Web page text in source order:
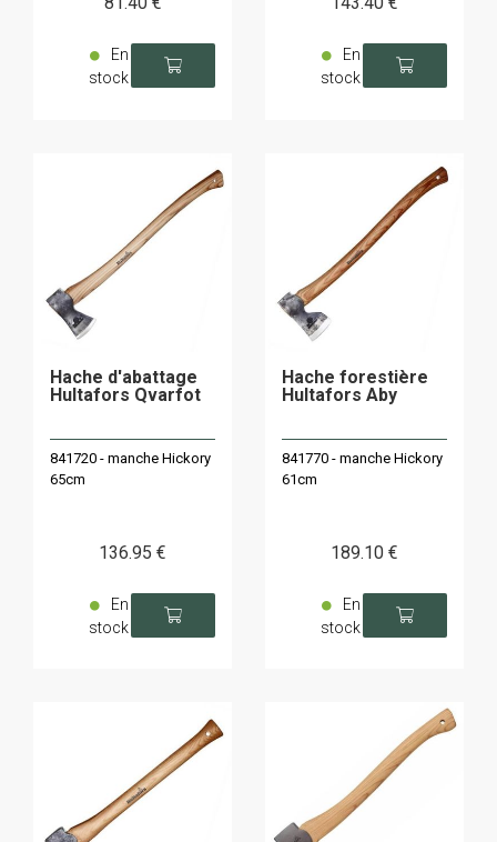
En
stock
En
stock
Hache d'abattage
Hultafors Qvarfot
841720 - manche Hickory
65cm
136.95 €
En
stock
Hache forestière
Hultafors Aby
841770 - manche Hickory
61cm
189.10 €
En
stock